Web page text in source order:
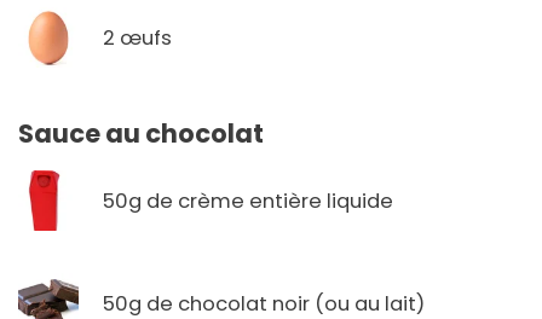
2 œufs
Sauce au chocolat
50g de crème entière liquide
50g de chocolat noir (ou au lait)